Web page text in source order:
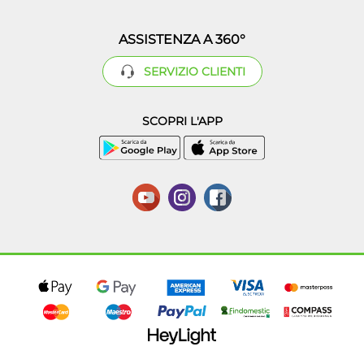
ASSISTENZA A 360°
SERVIZIO CLIENTI
SCOPRI L'APP